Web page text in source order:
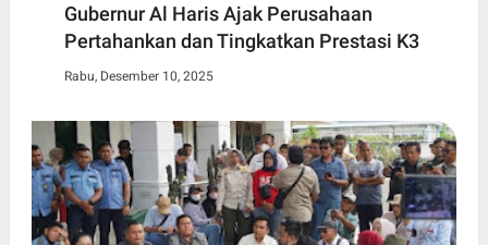
Gubernur Al Haris Ajak Perusahaan
Pertahankan dan Tingkatkan Prestasi K3
Rabu, Desember 10, 2025